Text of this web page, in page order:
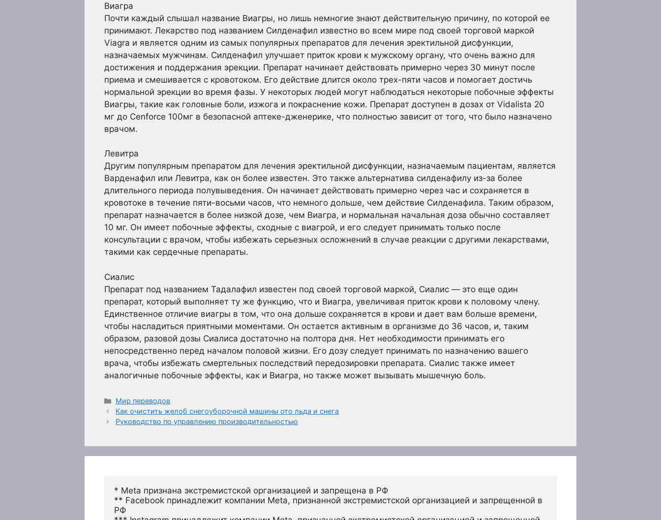
Виагра
Почти каждый слышал название Виагры, но лишь немногие знают действительную причину, по которой ее
принимают. Лекарство под названием Силденафил известно во всем мире под своей торговой маркой
Viagra и является одним из самых популярных препаратов для лечения эректильной дисфункции,
назначаемых мужчинам. Силденафил улучшает приток крови к мужскому органу, что очень важно для
достижения и поддержания эрекции. Препарат начинает действовать примерно через 30 минут после
приема и смешивается с кровотоком. Его действие длится около трех-пяти часов и помогает достичь
нормальной эрекции во время фазы. У некоторых людей могут наблюдаться некоторые побочные эффекты
Виагры, такие как головные боли, изжога и покраснение кожи. Препарат доступен в дозах от Vidalista 20
мг до Cenforce 100мг в безопасной аптеке-дженерике, что полностью зависит от того, что было назначено
врачом.
Левитра
Другим популярным препаратом для лечения эректильной дисфункции, назначаемым пациентам, является
Варденафил или Левитра, как он более известен. Это также альтернатива силденафилу из-за более
длительного периода полувыведения. Он начинает действовать примерно через час и сохраняется в
кровотоке в течение пяти-восьми часов, что немного дольше, чем действие Силденафила. Таким образом,
препарат назначается в более низкой дозе, чем Виагра, и нормальная начальная доза обычно составляет
10 мг. Он имеет побочные эффекты, сходные с виагрой, и его следует принимать только после
консультации с врачом, чтобы избежать серьезных осложнений в случае реакции с другими лекарствами,
такими как сердечные препараты.
Сиалис
Препарат под названием Тадалафил известен под своей торговой маркой, Сиалис — это еще один
препарат, который выполняет ту же функцию, что и Виагра, увеличивая приток крови к половому члену.
Единственное отличие виагры в том, что она дольше сохраняется в крови и дает вам больше времени,
чтобы насладиться приятными моментами. Он остается активным в организме до 36 часов, и, таким
образом, разовой дозы Сиалиса достаточно на полтора дня. Нет необходимости принимать его
непосредственно перед началом половой жизни. Его дозу следует принимать по назначению вашего
врача, чтобы избежать смертельных последствий передозировки препарата. Сиалис также имеет
аналогичные побочные эффекты, как и Виагра, но также может вызывать мышечную боль.
Рубрики
Мир переводов
Как очистить желоб снегоуборочной машины ото льда и снега
Руководство по управлению производительностью
* Meta признана экстремистской организацией и запрещена в РФ
** Facebook принадлежит компании Meta, признанной экстремистской организацией и запрещенной в
РФ